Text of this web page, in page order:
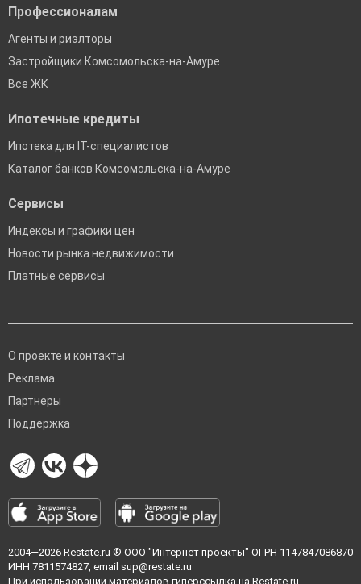
Профессионалам
Агенты и риэлторы
Застройщики Комсомольска-на-Амуре
Все ЖК
Ипотечные кредиты
Ипотека для IT-специалистов
Каталог банков Комсомольска-на-Амуре
Сервисы
Индексы и графики цен
Новости рынка недвижимости
Платные сервисы
О проекте и контакты
Реклама
Партнеры
Поддержка
2004—2026 Restate.ru ® ООО "Интернет проекты" ОГРН 1147847086870
ИНН 7811574827, email sup@restate.ru
При использовании материалов гиперссылка на Restate.ru